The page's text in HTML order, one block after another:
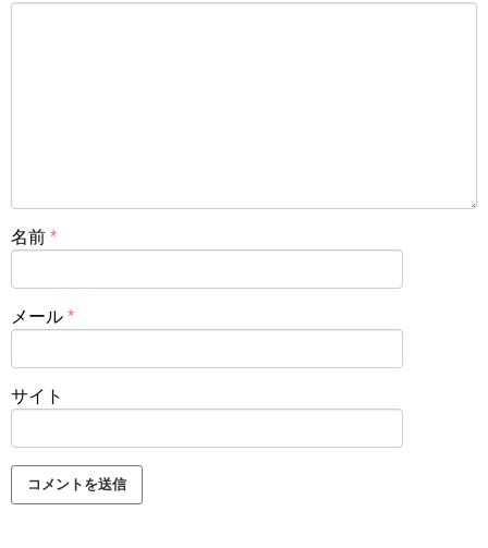
名前 *
メール *
サイト